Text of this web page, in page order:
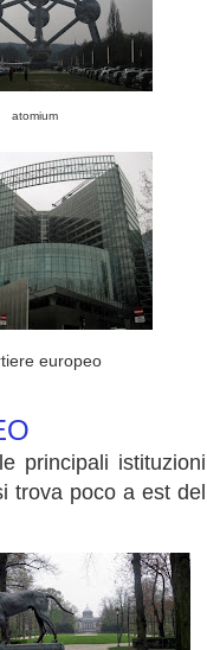
atomium
europeo
principali istituzioni
trova poco a est del